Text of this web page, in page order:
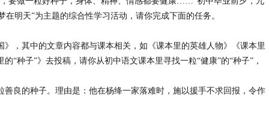
在明天”为主题的综合性学习活动，请你完成下面的任务。
，其中的文章内容都与课本相关，如《课本里的英雄人物》《课本里
的“种子”》去投稿，请你从初中语文课本里寻找一粒“健康”的“种子” ，
良的种子。理由是：他在杨绛一家落难时，施以援手不求回报，令作